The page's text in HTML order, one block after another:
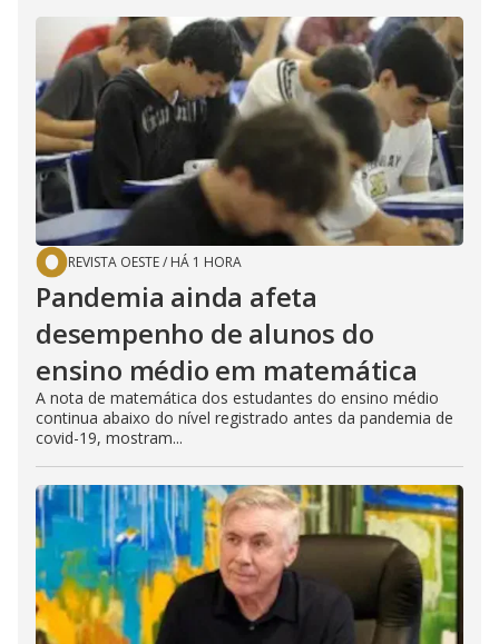
REVISTA OESTE/ HÁ 1 HORA
Pandemia ainda afeta
desempenho de alunos do
ensino médio em matemática
A nota de matemática dos estudantes do ensino médio
continua abaixo do nível registrado antes da pandemia de
covid-19, mostram...